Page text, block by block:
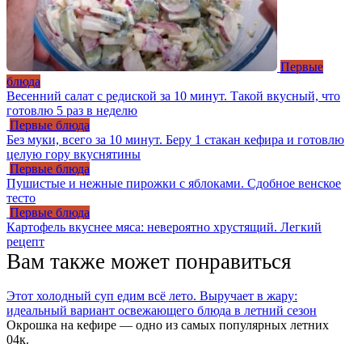
Первые
блюда
Весенний салат с редиской за 10 минут. Такой вкусный, что
готовлю 5 раз в неделю
Первые блюда
Без муки, всего за 10 минут. Беру 1 стакан кефира и готовлю
целую гору вкуснятины
Первые блюда
Пушистые и нежные пирожки с яблоками. Сдобное венское
тесто
Первые блюда
Картофель вкуснее мяса: невероятно хрустящий. Легкий
рецепт
Вам также может понравиться
Этот холодный суп едим всё лето. Выручает в жару:
идеальный вариант освежающего блюда в летний сезон
Окрошка на кефире — одно из самых популярных летних
04к.